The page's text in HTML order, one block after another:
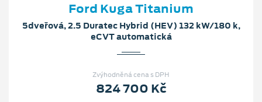
Ford Kuga Titanium
5dveřová, 2.5 Duratec Hybrid (HEV) 132 kW/180 k,
eCVT automatická
Zvýhodněná cena s DPH
824 700 Kč